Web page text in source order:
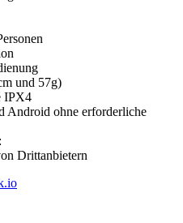
und 57g)
IPX4
Android ohne erforderliche
Drittanbietern